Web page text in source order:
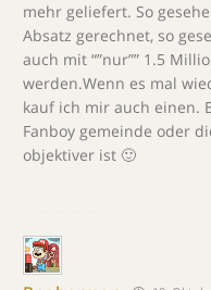
mehr geliefert. So
Absatz gerechnet, so
auch mit “”nur”” 1.5
werden.Wenn es mal
kauf ich mir auch einen.
Fanboy gemeinde oder
objektiver ist 🙂